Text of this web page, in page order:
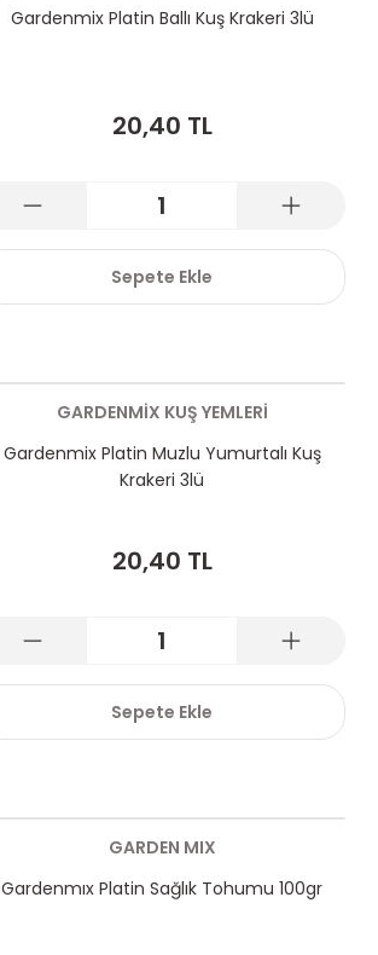
Gardenmix Platin Ballı Kuş Krakeri 3lü
20,40 TL
Sepete Ekle
GARDENMİX KUŞ YEMLERİ
Gardenmix Platin Muzlu Yumurtalı Kuş
Krakeri 3lü
20,40 TL
Sepete Ekle
GARDEN MIX
Gardenmıx Platin Sağlık Tohumu 100gr